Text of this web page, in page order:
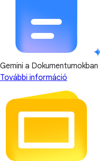
Gemini a Dokumentumokban
További információ